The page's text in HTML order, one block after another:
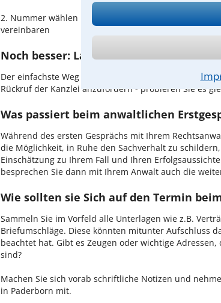
2. Nummer wählen und direkt mit der Kanzlei in
vereinbaren
Noch besser: Lassen Sie sich zurückrufen
Der einfachste Weg zum Anwalt in Paderborn ist es,
Rückruf der Kanzlei anzufordern - probieren Sie es
Was passiert beim anwaltlichen
Während des ersten Gesprächs mit Ihrem
die Möglichkeit, in Ruhe den Sachverhalt zu
Einschätzung zu Ihrem Fall und Ihren
besprechen Sie dann mit Ihrem Anwalt auch die
Wie sollten sie Sich auf den Termin
Sammeln Sie im Vorfeld alle Unterlagen wie z.B.
Briefumschläge. Diese könnten mitunter Aufschluss
beachtet hat. Gibt es Zeugen oder wichtige
sind?
Machen Sie sich vorab schriftliche Notizen und
in Paderborn mit.